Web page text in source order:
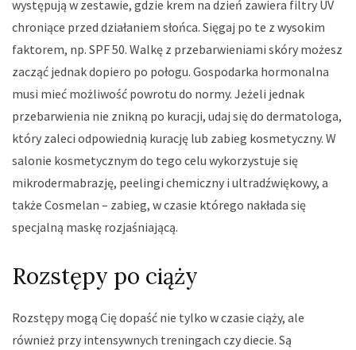
występują w zestawie, gdzie krem na dzień zawiera filtry UV
chroniące przed działaniem słońca. Sięgaj po te z wysokim
faktorem, np. SPF 50. Walkę z przebarwieniami skóry możesz
zacząć jednak dopiero po połogu. Gospodarka hormonalna
musi mieć możliwość powrotu do normy. Jeżeli jednak
przebarwienia nie znikną po kuracji, udaj się do dermatologa,
który zaleci odpowiednią kurację lub zabieg kosmetyczny. W
salonie kosmetycznym do tego celu wykorzystuje się
mikrodermabrazję, peelingi chemiczny i ultradźwiękowy, a
także Cosmelan – zabieg, w czasie którego nakłada się
specjalną maskę rozjaśniającą.
Rozstępy po ciąży
Rozstępy mogą Cię dopaść nie tylko w czasie ciąży, ale
również przy intensywnych treningach czy diecie. Są